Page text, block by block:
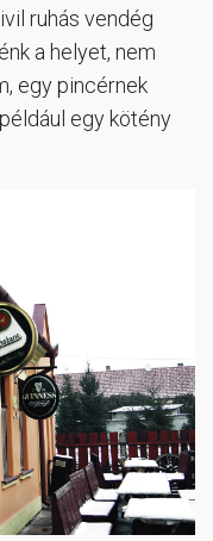
ruhás vendég
a helyet, nem
egy pincérnek
egy kötény